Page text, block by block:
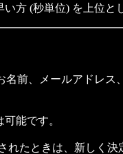
方 (秒単位) を上位と
前、メールアドレス
能です。
れたときは、新しく